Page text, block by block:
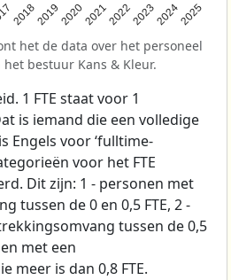
20182019202020212022202320242025
het de data over het personeel
het bestuur Kans & Kleur.
1 FTE staat voor 1
is iemand die een volledige
Engels voor ‘fulltime-
voor het FTE
Dit zijn: 1 - personen met
tussen de 0 en 0,5 FTE, 2 -
tussen de 0,5
met een
meer is dan 0,8 FTE.